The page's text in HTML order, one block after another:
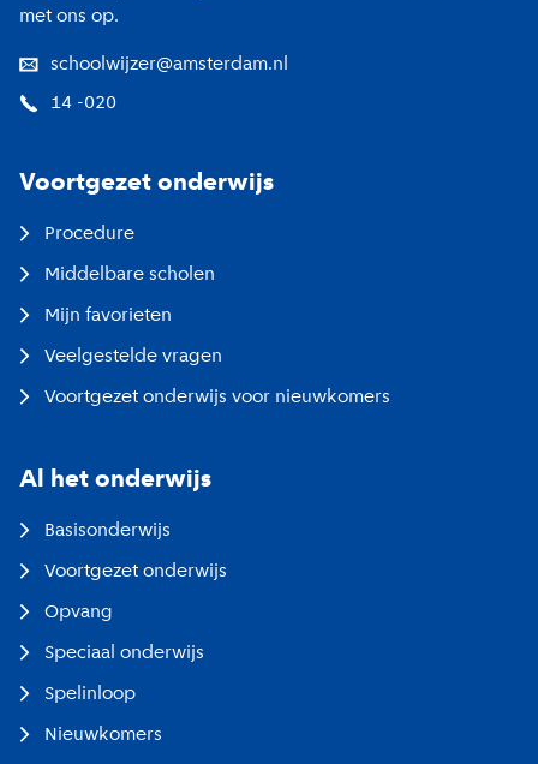
met ons op.
schoolwijzer@amsterdam.nl
14 -020
Voortgezet onderwijs
Procedure
Middelbare scholen
Mijn favorieten
Veelgestelde vragen
Voortgezet onderwijs voor nieuwkomers
Al het onderwijs
Basisonderwijs
Voortgezet onderwijs
Opvang
Speciaal onderwijs
Spelinloop
Nieuwkomers